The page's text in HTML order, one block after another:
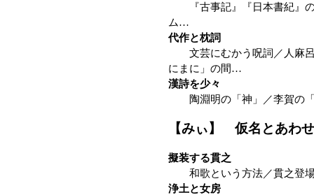
『古事記』『日本書紀』の
ム…
代作と枕詞
文芸にむかう呪詞／人麻呂
にまに」の間…
漢詩を少々
陶淵明の「神」／李賀の
【みぃ】 仮名とあわ
擬装する貫之
和歌という方法／貫之登場
浄土と女房